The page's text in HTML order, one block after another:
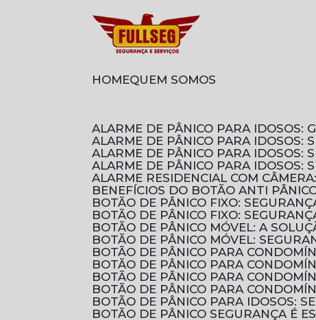
HOME
QUEM SOMOS
ALARME DE PÂNICO PARA
ALARME DE PÂNICO PARA IDOSOS:
ALARME DE PÂNICO PARA
ALARME DE PÂNICO PARA IDOSOS:
ALARME RESIDENCIAL COM
BENEFÍCIOS DO BOTÃO ANTI
BOTÃO DE PÂNICO FIXO:
BOTÃO DE PÂNICO FIXO:
BOTÃO DE PÂNICO MÓVEL: A
BOTÃO DE PÂNICO MÓVEL:
BOTÃO DE PÂNICO PARA
BOTÃO DE PÂNICO PARA
BOTÃO DE PÂNICO PARA
BOTÃO DE PÂNICO PARA
BOTÃO DE PÂNICO PARA IDOSOS:
BOTÃO DE PÂNICO SEGURANÇA É